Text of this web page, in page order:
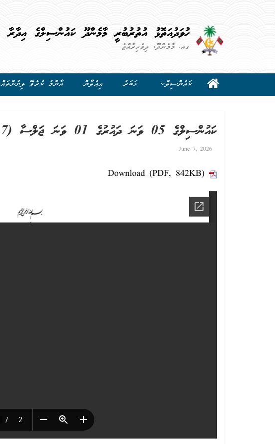
ހުވަދުއަތޮޅު އުތުރުބުރީ މާމެންދޫ ކައުންސިލްގެ އިދާރާ
ގއ. މާމެންދޫ، ދިވެހިރާއްޖެ
ކައުންސިލް ޚަބަރު އިޢުލާން އާންމު ކުރެވޭ ލިޔުންތައް
ކައުންސިލްގެ 05 ވަނަ ދައުރުގެ 01 ވަނަ ޖަލްސާ (17 މޭ 2026)
June 7, 2026
Download (PDF, 842KB)